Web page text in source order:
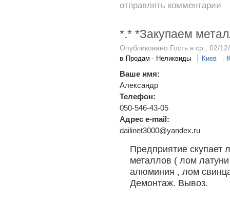
отправлять комментарии
*.* *Закупаем
Опубликовано Гость в ср., 02/
в Продам - Неликвиды Киев
Ваше имя:
Александр
Телефон:
050-546-43-05
Адрес e-mail:
dailinet3000@yandex.ru
Предприятие скупает
металлов ( лом
алюминия , лом
Демонтаж. Вывоз.